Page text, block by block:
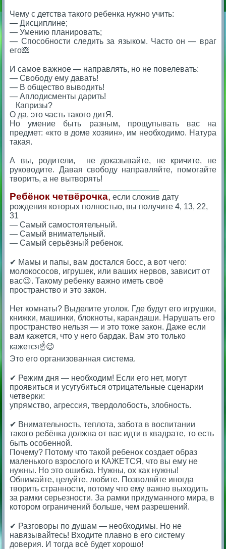
Чему с детства такого ребенка нужно учить:
— Дисциплине;
— Умению планировать;
— Способности следить за языком. Часто он — враг
его🙈
И самое важное — направлять, но не повелевать:
— Свободу ему давать!
— В общество выводить!
— Аплодисменты дарить!
Капризы?
О да, это часть такого дитЯ.
Но умение быть разным, прощупывать вас на
предмет: «кто в доме хозяин», им необходимо. Натура
такая.
А вы, родители, не доказывайте, не кричите, не
руководите. Давая свободу направляйте, помогайте
творить, а не вытворять!
Ребёнок четвёрочка, если сложив дату
рождения которых полностью, вы получите 4, 13, 22,
31
— Самый самостоятельный.
— Самый внимательный.
— Самый серьёзный ребенок.
✔ Мамы и папы, вам достался босс, а вот чего:
молокососов, игрушек, или ваших нервов, зависит от
вас😉. Такому ребенку важно иметь своё
пространство и это закон.
Нет комнаты? Выделите уголок. Где будут его игрушки,
книжки, машинки, блокноты, карандаши. Нарушать его
пространство нельзя — и это тоже закон. Даже если
вам кажется, что у него бардак. Вам это только
кажется☝️😉
Это его организованная система.
✔ Режим дня — необходим! Если его нет, могут
проявиться и усугубиться отрицательные сценарии
четверки:
упрямство, агрессия, твердолобость, злобность.
✔ Внимательность, теплота, забота в воспитании
такого ребёнка должна от вас идти в квадрате, то есть
быть особенной. ⠀
Почему? Потому что такой ребенок создает образ
маленького взрослого и КАЖЕТСЯ, что вы ему не
нужны. Но это ошибка. Нужны, ох как нужны!
Обнимайте, целуйте, любите. Позволяйте иногда
творить странности, потому что ему важно выходить
за рамки серьезности. За рамки придуманного мира, в
котором ограничений больше, чем разрешений.
✔ Разговоры по душам — необходимы. Но не
навязывайтесь! Входите плавно в его систему
доверия. И тогда всё будет хорошо!